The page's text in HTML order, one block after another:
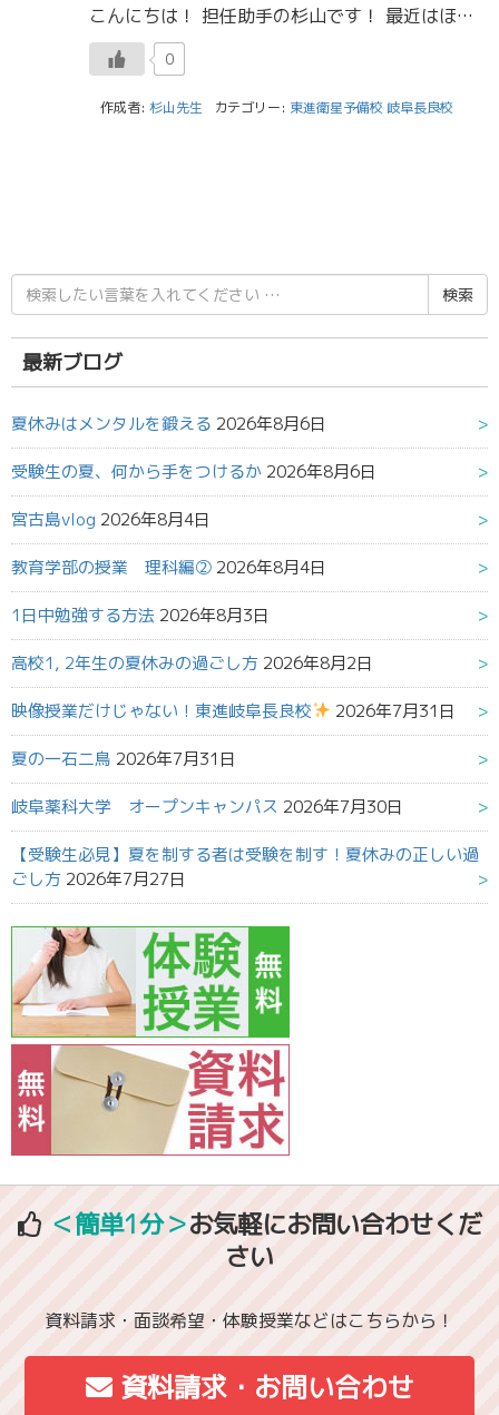
こんにちは！ 担任助手の杉山です！ 最近はほんとに暑いですね！ 僕自身も最近の部活は終わるころにはヘロヘロです。 部活では、東京や大阪から来た新1年生が「岐阜がこんなに暑いなんて聞いてない」と口々に言っているのを聞くのが […]
0
作成者: 杉山先生 カテゴリー: 東進衛星予備校 岐阜長良校
検
索
結
果:
最新ブログ
夏休みはメンタルを鍛える 2026年8月6日
受験生の夏、何から手をつけるか 2026年8月6日
宮古島vlog 2026年8月4日
教育学部の授業 理科編② 2026年8月4日
1日中勉強する方法 2026年8月3日
高校1, 2年生の夏休みの過ごし方 2026年8月2日
映像授業だけじゃない！東進岐阜長良校 2026年7月31日
夏の一石二鳥 2026年7月31日
岐阜薬科大学 オープンキャンパス 2026年7月30日
【受験生必見】夏を制する者は受験を制す！夏休みの正しい過
ごし方 2026年7月27日
＜簡単1分＞お気軽にお問い合わせくだ
さい
資料請求・面談希望・体験授業などはこちらから！
資料請求・お問い合わせ